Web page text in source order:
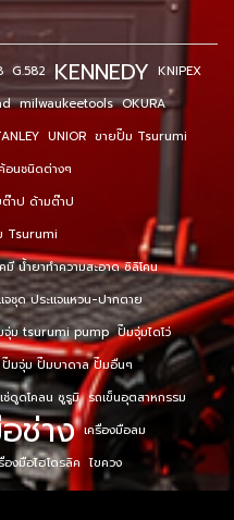
G.582 KENNEDY KNIPEX
milwaukeetools OKURA
UNIOR ขายปั๊ม Tsurumi
อนชนิดต่างๆ
าป ด้ามต๊าป
Tsurumi
มี น้ำยาทำความสะอาด ซิลิโคน
จชุด ประแจแหวน-ปากตาย
จุ่ม tsurumi pump ปั๊มจุ่มไดโว่
มจุ่ม ปั๊มบาดาล ปั๊มอื่นๆ
ดูดโคลน ซูรูมิ รถเข็นอุตสาหกรรม
ช่าง เครื่องมือลม
องมือไฮโดรลิค ไขควง